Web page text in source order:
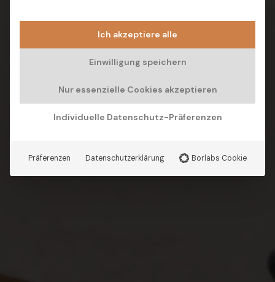
Ich akzeptiere alle
Einwilligung speichern
Nur essenzielle Cookies akzeptieren
Individuelle Datenschutz-Präferenzen
Präferenzen Datenschutzerklärung Borlabs Cookie